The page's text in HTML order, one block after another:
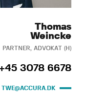
Thomas
Weincke
PARTNER, ADVOKAT (H)
3078 6678
TWE@ACCURA.DK